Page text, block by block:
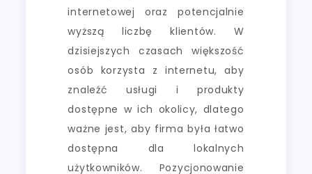
internetowej oraz potencjalnie
wyższą liczbę klientów. W
dzisiejszych czasach większość
osób korzysta z internetu, aby
znaleźć usługi i produkty
dostępne w ich okolicy, dlatego
ważne jest, aby firma była łatwo
dostępna dla lokalnych
użytkowników. Pozycjonowanie